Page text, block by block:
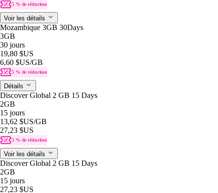
5 % de réduction
Voir les détails
Mozambique 3GB 30Days
3GB
30 jours
19,80 $US
6,60 $US/GB
5 % de réduction
Détails
Discover Global 2 GB 15 Days
2GB
15 jours
13,62 $US/GB
27,23 $US
5 % de réduction
Voir les détails
Discover Global 2 GB 15 Days
2GB
15 jours
27,23 $US